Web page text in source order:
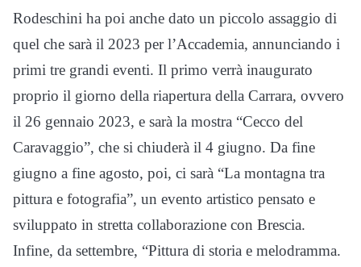
Rodeschini ha poi anche dato un piccolo assaggio di
quel che sarà il 2023 per l’Accademia, annunciando i
primi tre grandi eventi. Il primo verrà inaugurato
proprio il giorno della riapertura della Carrara, ovvero
il 26 gennaio 2023, e sarà la mostra “Cecco del
Caravaggio”, che si chiuderà il 4 giugno. Da fine
giugno a fine agosto, poi, ci sarà “La montagna tra
pittura e fotografia”, un evento artistico pensato e
sviluppato in stretta collaborazione con Brescia.
Infine, da settembre, “Pittura di storia e melodramma.